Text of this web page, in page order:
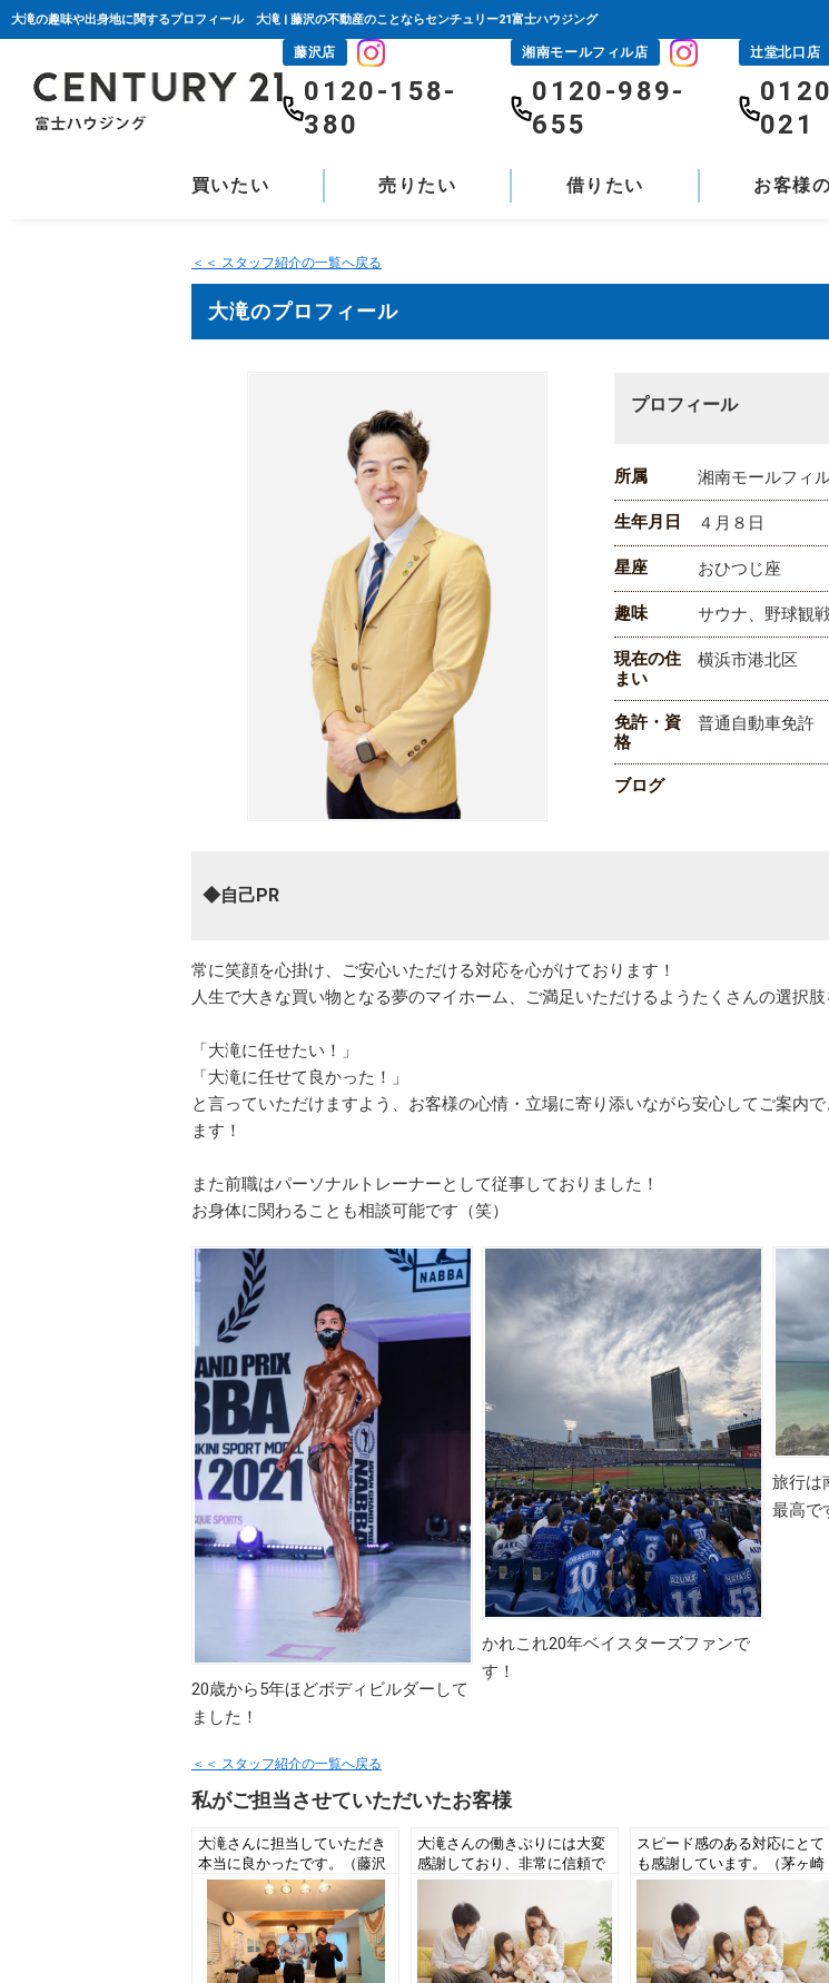
大滝の趣味や出身地に関するプロフィール 大滝 | 藤沢の不動産のことならセンチュリー21富士ハウジング
藤沢店
0120-158-
380
湘南モールフィル店
0120-989-
655
辻堂北口店
021
買いたい 売りたい 借りたい お客様
＜＜ スタッフ紹介の一覧へ戻る
大滝のプロフィール
プロフィール
所属 湘南モールフィ
生年月日 ４月８日
星座 おひつじ座
趣味 サウナ、野球観
現在の住
まい
横浜市港北区
免許・資
格
普通自動車免許
ブログ
◆自己PR
常に笑顔を心掛け、ご安心いただける対応を心がけております！
人生で大きな買い物となる夢のマイホーム、ご満足いただけるようたくさんの選択肢
「大滝に任せたい！」
「大滝に任せて良かった！」
と言っていただけますよう、お客様の心情・立場に寄り添いながら安心してご案内
ます！
また前職はパーソナルトレーナーとして従事しておりました！
お身体に関わることも相談可能です（笑）
20歳から5年ほどボディビルダーして
ました！
かれこれ20年ベイスターズファンで
す！
旅行は
最高で
＜＜ スタッフ紹介の一覧へ戻る
私がご担当させていただいたお客様
大滝さんに担当していただき
本当に良かったです。（藤沢
市N様 土地・注文住宅ご成
約）
大滝さんの働きぶりには大変
感謝しており、非常に信頼で
きる担当者だと思います。
（茅ヶ崎市K様 新築一戸建
てご成約）
スピード感のある対応にとて
も感謝しています。（茅ヶ崎
市K様 中古一戸建てご売